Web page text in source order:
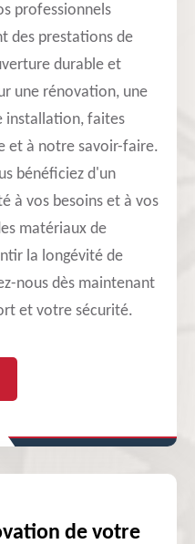
professionnels
des prestations de
durable et
une rénovation, une
installation, faites
et à notre savoir-faire.
bénéficiez d'un
à vos besoins et à vos
matériaux de
la longévité de
nous dès maintenant
et votre sécurité.
de votre